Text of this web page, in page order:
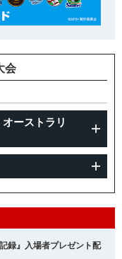
会
ーストラリ
録』入場者プレゼント配